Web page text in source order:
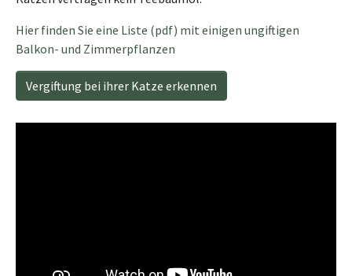
Hier finden Sie eine Liste (pdf) mit einigen ungiftigen
Balkon- und Zimmerpflanzen
Vergiftung bei ihrer Katze erkennen